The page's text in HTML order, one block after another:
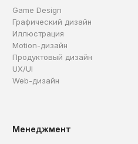
Game Design
Графический дизайн
Иллюстрация
Motion-дизайн
Продуктовый дизайн
UX/UI
Web-дизайн
Менеджмент